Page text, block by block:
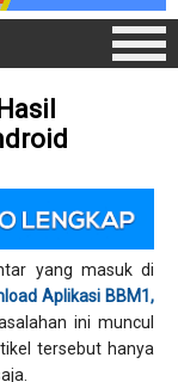
yang masuk di
Aplikasi BBM1,
ini muncul
tersebut hanya